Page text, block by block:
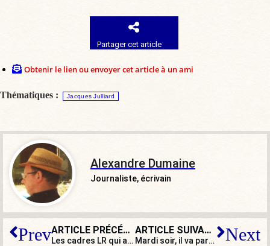
Partager cet article
Obtenir le lien ou envoyer cet article à un ami
Thématiques : Jacques Julliard
Alexandre Dumaine
Journaliste, écrivain
Prev ARTICLE PRÉCÉDENT
Les cadres LR qui apportent leur soutien à Éric Zemmour sont les dindons de la farce
ARTICLE SUIVANT
Mardi soir, il va parler… Next